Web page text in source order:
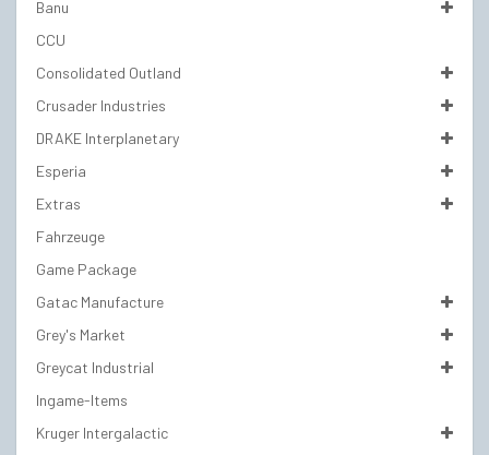
Banu
CCU
Consolidated Outland
Crusader Industries
DRAKE Interplanetary
Esperia
Extras
Fahrzeuge
Game Package
Gatac Manufacture
Grey's Market
Greycat Industrial
Ingame-Items
Kruger Intergalactic